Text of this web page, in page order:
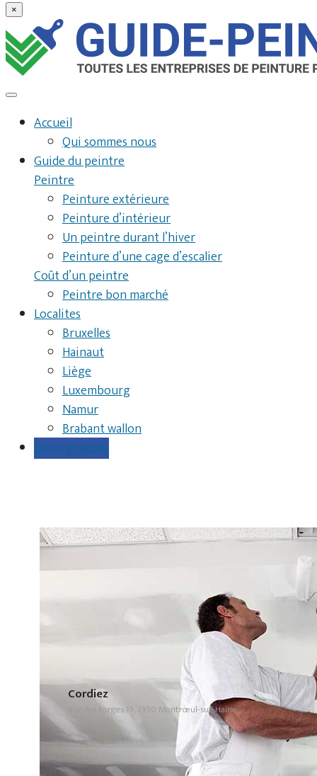
×
Accueil
Qui sommes nous
Guide du peintre
Peintre
Peinture extérieure
Peinture d’intérieur
Un peintre durant l’hiver
Peinture d’une cage d’escalier
Coût d’un peintre
Peintre bon marché
Localites
Bruxelles
Hainaut
Liège
Luxembourg
Namur
Brabant wallon
Devis gratuits
Cordiez
Rue des Forges 19, 7350 Montrœul-sur-Haine